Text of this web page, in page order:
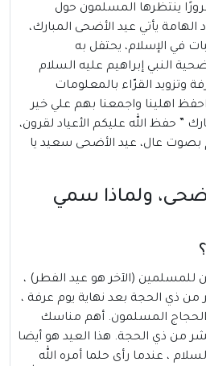
ينتظرها المسلمون حول
الهامة يأتي عيد الأضحى المبارك،
في الإسلام، يحتفل به
النبي إبراهيم عليه السلام
وتزويد القرّاء بالمعلومات
اهلينا واجمعنا بهم علي خير
” حفظ الله عليكم الأعياد لقرون،
بصوت عال، عيد الأضحى سعيد يا
ولماذا سمي
للمسلمين (الآخر هو عيد الفطر) ،
من ذي الحجة بعد نهاية يوم عرفة ،
الحجاج المسلمون. أهم مناسك
من ذي الحجة. هذا العيد هو أيضا
، عندما رأى حلما أمره الله